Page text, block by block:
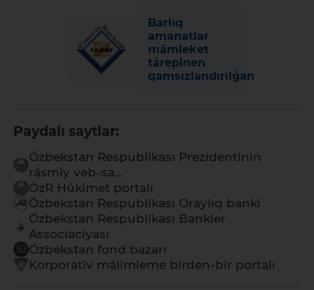
Barlıq
amanatlar
mámleket
tárepinen
qamsızlandırılǵan
Paydalı saytlar:
Ózbekstan Respublikası Prezidentinin
rásmiy veb-sa...
ÓzR Húkimet portalı
Ózbekstan Respublikası Oraylıq banki
Ózbekstan Respublikası Bankler
Associaciyası
Ózbekstan fond bazarı
Korporativ málimleme birden-bir portalı